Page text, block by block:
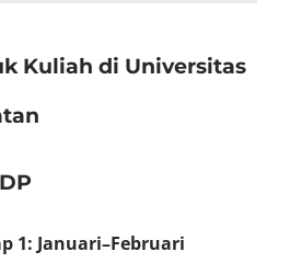
Kuliah di Universitas
1: Januari–Februari